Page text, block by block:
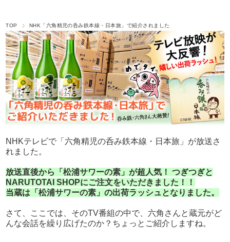
TOP NHK「六角精児の呑み鉄本線・日本旅」で紹介されました
NHKテレビで「六角精児の呑み鉄本線・日本旅」が放送さ
れました。
放送直後から「松浦サワーの素」が超人気！ つぎつぎと
NARUTOTAI SHOPにご注文をいただきました！！
当蔵は「松浦サワーの素」の出荷ラッシュとなりました。
さて、ここでは、そのTV番組の中で、六角さんと蔵元がど
んな会話を繰り広げたのか？ちょっとご紹介しますね。